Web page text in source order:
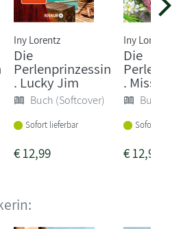
Iny Lorentz
Die
Perlenprinzessin
. Lucky Jim
Buch (Softcover)
Sofort lieferbar
€12,99
Iny Lorentz
Die
.
Buch
Sofort
€12,99